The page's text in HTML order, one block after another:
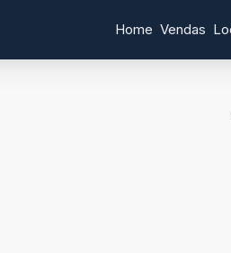
Vendas
Home